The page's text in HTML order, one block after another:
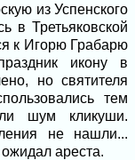
из Успенского
в Третьяковской
к Игорю Грабарю
икону в
но святителя
тем
шум кликуши.
не нашли...
ареста.